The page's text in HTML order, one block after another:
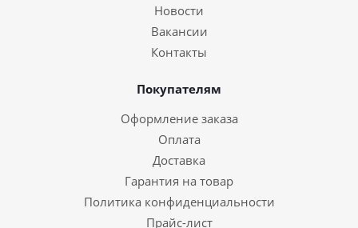
Новости
Вакансии
Контакты
Покупателям
Оформление заказа
Оплата
Доставка
Гарантия на товар
Политика конфиденциальности
Прайс-лист